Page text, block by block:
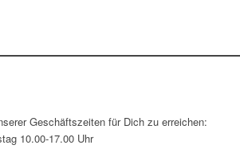
Geschäftszeiten für Dich zu erreichen:
10.00-17.00 Uhr